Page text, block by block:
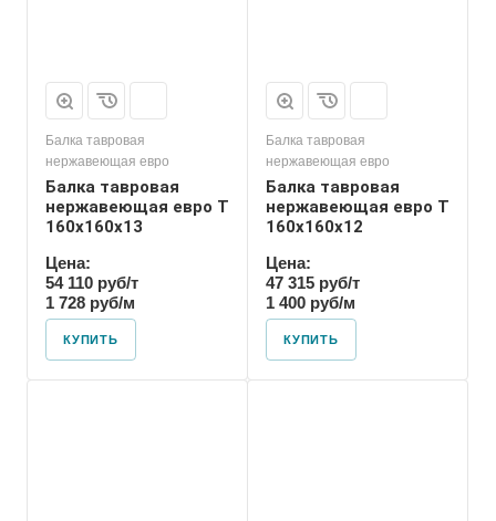
Балка тавровая
нержавеющая евро
Балка тавровая
нержавеющая евро T
160х160х13
Цена:
54 110 руб/т
1 728 руб/м
КУПИТЬ
Балка тавровая
нержавеющая евро
Балка тавровая
нержавеющая евро T
160х160х12
Цена:
47 315 руб/т
1 400 руб/м
КУПИТЬ